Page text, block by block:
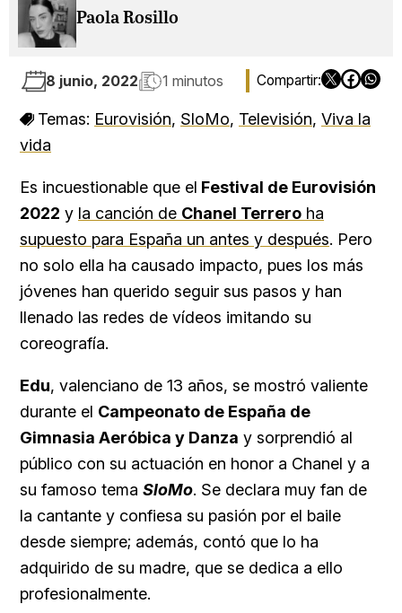
Paola Rosillo
8 junio, 2022 1 minutos
Temas: Eurovisión, SloMo, Televisión, Viva la
vida
Es incuestionable que el Festival de Eurovisión
2022 y la canción de Chanel Terrero ha
supuesto para España un antes y después. Pero
no solo ella ha causado impacto, pues los más
jóvenes han querido seguir sus pasos y han
llenado las redes de vídeos imitando su
coreografía.
Edu, valenciano de 13 años, se mostró valiente
durante el Campeonato de España de
Gimnasia Aeróbica y Danza y sorprendió al
público con su actuación en honor a Chanel y a
su famoso tema SloMo. Se declara muy fan de
la cantante y confiesa su pasión por el baile
desde siempre; además, contó que lo ha
adquirido de su madre, que se dedica a ello
profesionalmente.